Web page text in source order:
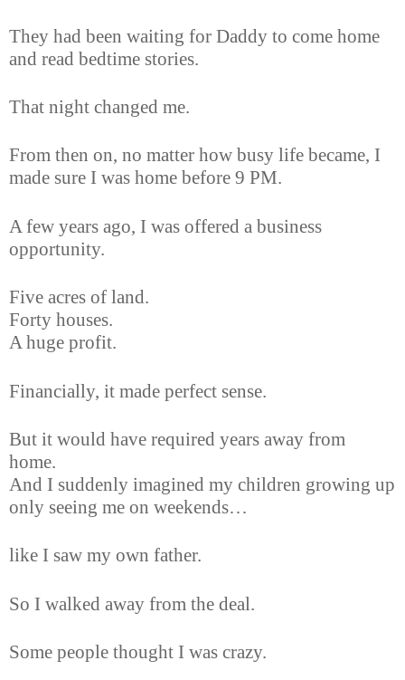
They had been waiting for Daddy to come home
and read bedtime stories.
That night changed me.
From then on, no matter how busy life became, I
made sure I was home before 9 PM.
A few years ago, I was offered a business
opportunity.
Five acres of land.
Forty houses.
A huge profit.
Financially, it made perfect sense.
But it would have required years away from
home.
And I suddenly imagined my children growing up
only seeing me on weekends…
like I saw my own father.
So I walked away from the deal.
Some people thought I was crazy.